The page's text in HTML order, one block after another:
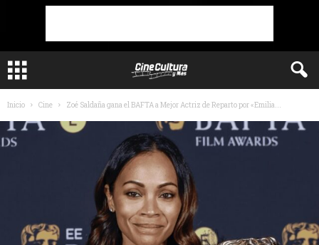
Inicio Cine Zoé Saldaña gana el BAFTA a Mejor Actriz de Reparto por «Emilia...